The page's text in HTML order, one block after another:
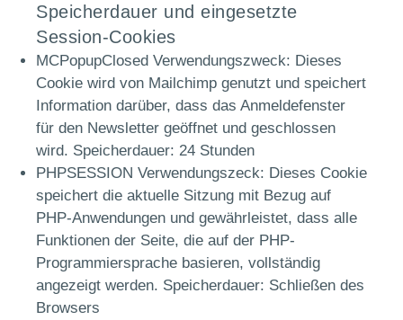
Speicherdauer und eingesetzte
Session-Cookies
MCPopupClosed Verwendungszweck: Dieses
Cookie wird von Mailchimp genutzt und speichert
Information darüber, dass das Anmeldefenster
für den Newsletter geöffnet und geschlossen
wird. Speicherdauer: 24 Stunden
PHPSESSION Verwendungszeck: Dieses Cookie
speichert die aktuelle Sitzung mit Bezug auf
PHP-Anwendungen und gewährleistet, dass alle
Funktionen der Seite, die auf der PHP-
Programmiersprache basieren, vollständig
angezeigt werden. Speicherdauer: Schließen des
Browsers